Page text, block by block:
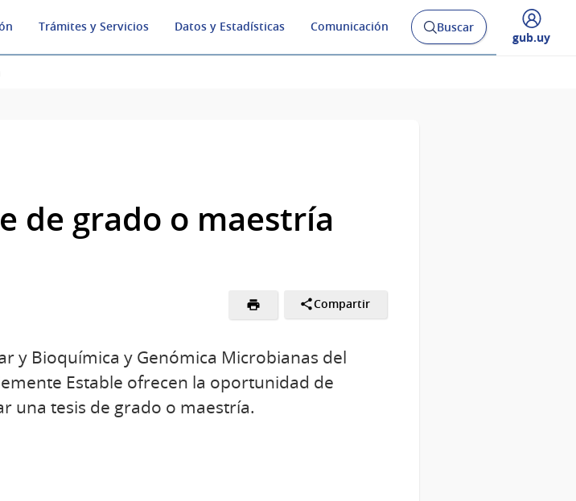
Trámites y Servicios Datos y Estadísticas Comunicación
Abrir
buscador
Buscar
Desplegar
gub.uy
de grado o maestría
Compartir
y Bioquímica y Genómica Microbianas del
Estable ofrecen la oportunidad de
una tesis de grado o maestría.